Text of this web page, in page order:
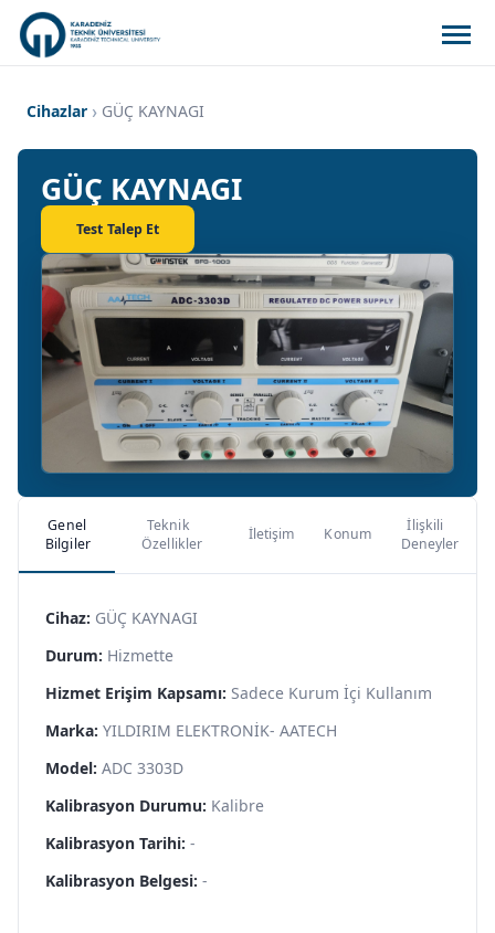
Cihazlar GÜÇ KAYNAGI
GÜÇ KAYNAGI
Test Talep Et
Genel
Bilgiler
Teknik
Özellikler
İletişim Konum
İlişkili
Deneyler
Cihaz: GÜÇ KAYNAGI
Durum: Hizmette
Hizmet Erişim Kapsamı: Sadece Kurum İçi Kullanım
Marka: YILDIRIM ELEKTRONİK- AATECH
Model: ADC 3303D
Kalibrasyon Durumu: Kalibre
Kalibrasyon Tarihi: -
Kalibrasyon Belgesi: -